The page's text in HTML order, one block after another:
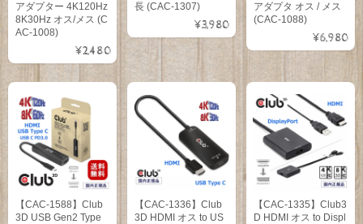
アダプター 4K120Hz
8K30Hz オス/メス (C
AC-1008)
¥2,480
長 (CAC-1307)
¥3,980
アダプタ オス / メス
(CAC-1088)
¥6,980
【CAC-1588】Club
3D USB Gen2 Type
【CAC-1336】Club
3D HDMI オス to US
【CAC-1335】Club3
D HDMI オス to Displ